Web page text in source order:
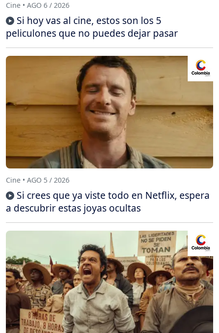
Cine • AGO 6 / 2026
Si hoy vas al cine, estos son los 5
peliculones que no puedes dejar pasar
Cine • AGO 5 / 2026
Si crees que ya viste todo en Netflix, espera
a descubrir estas joyas ocultas